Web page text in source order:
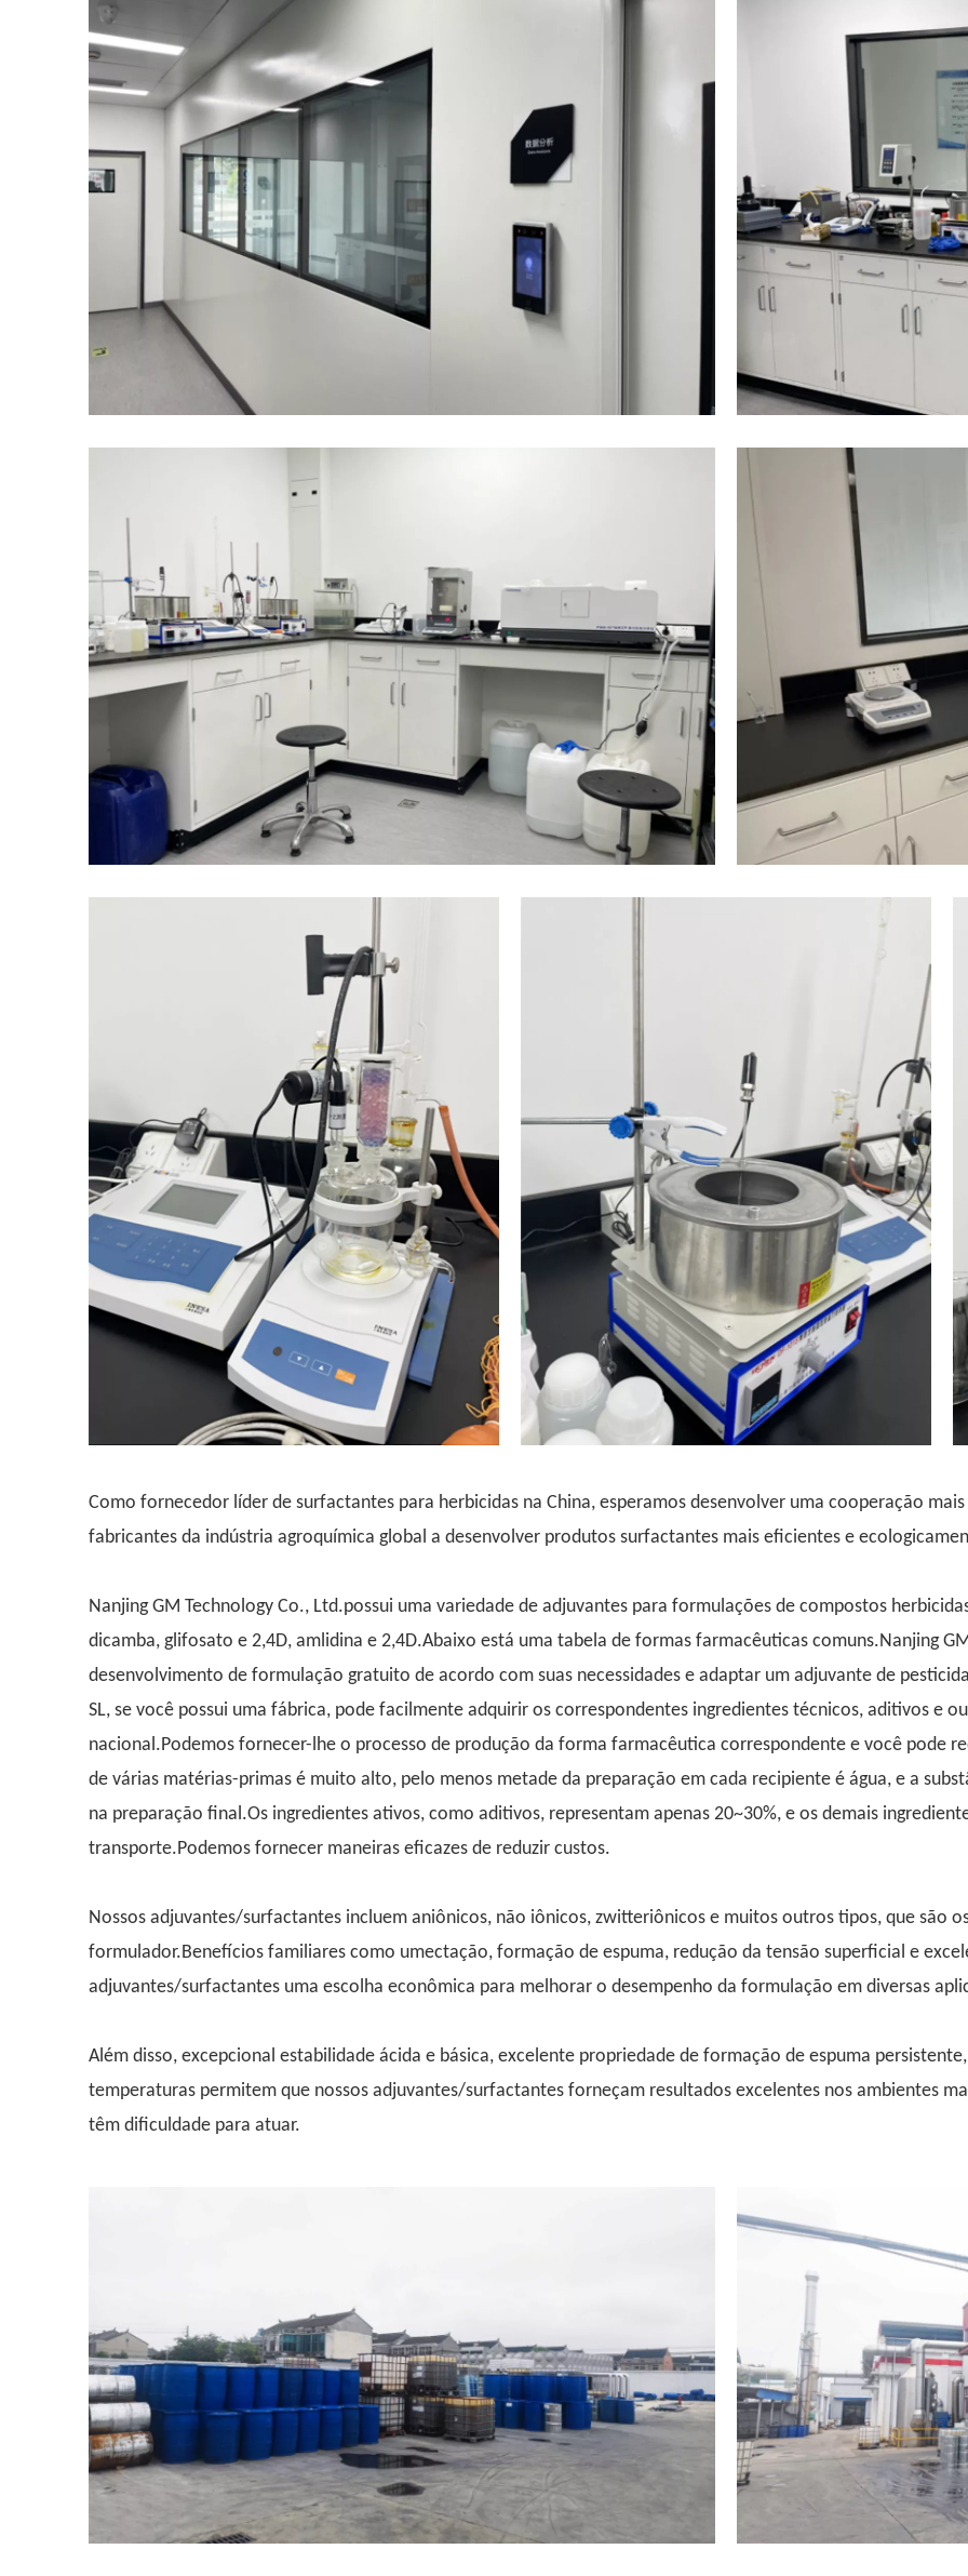
Como fornecedor líder de surfactantes para herbicidas na China, esperamos desenvolver uma cooperação
fabricantes da indústria agroquímica global a desenvolver produtos surfactantes mais eficientes e
Nanjing GM Technology Co., Ltd.possui uma variedade de adjuvantes para formulações de compostos
dicamba, glifosato e 2,4D, amlidina e 2,4D.Abaixo está uma tabela de formas farmacêuticas comuns.Nanjing
desenvolvimento de formulação gratuito de acordo com suas necessidades e adaptar um adjuvante de
SL, se você possui uma fábrica, pode facilmente adquirir os correspondentes ingredientes técnicos, aditivos e
nacional.Podemos fornecer-lhe o processo de produção da forma farmacêutica correspondente e você pode
de várias matérias-primas é muito alto, pelo menos metade da preparação em cada recipiente é água, e a
na preparação final.Os ingredientes ativos, como aditivos, representam apenas 20~30%, e os demais
transporte.Podemos fornecer maneiras eficazes de reduzir custos.
Nossos adjuvantes/surfactantes incluem aniônicos, não iônicos, zwitteriônicos e muitos outros tipos, que são
formulador.Benefícios familiares como umectação, formação de espuma, redução da tensão superficial e
adjuvantes/surfactantes uma escolha econômica para melhorar o desempenho da formulação em diversas
Além disso, excepcional estabilidade ácida e básica, excelente propriedade de formação de espuma
temperaturas permitem que nossos adjuvantes/surfactantes forneçam resultados excelentes nos ambientes
têm dificuldade para atuar.